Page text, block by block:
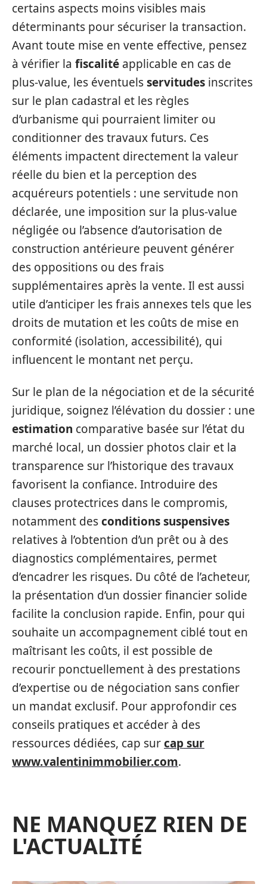
certains aspects moins visibles mais
déterminants pour sécuriser la transaction.
Avant toute mise en vente effective, pensez
à vérifier la fiscalité applicable en cas de
plus-value, les éventuelsservitudes inscrites
sur le plan cadastral et les règles
d’urbanisme qui pourraient limiter ou
conditionner des travaux futurs. Ces
éléments impactent directement la valeur
réelle du bien et la perception des
acquéreurs potentiels : une servitude non
déclarée, une imposition sur la plus-value
négligée ou l’absence d’autorisation de
construction antérieure peuvent générer
des oppositions ou des frais
supplémentaires après la vente. Il est aussi
utile d’anticiper les frais annexes tels que les
droits de mutation et les coûts de mise en
conformité (isolation, accessibilité), qui
influencent le montant net perçu.
Sur le plan de la négociation et de la sécurité
juridique, soignez l’élévation du dossier : une
estimation comparative basée sur l’état du
marché local, un dossier photos clair et la
transparence sur l’historique des travaux
favorisent la confiance. Introduire des
clauses protectrices dans le compromis,
notamment desconditions suspensives
relatives à l’obtention d’un prêt ou à des
diagnostics complémentaires, permet
d’encadrer les risques. Du côté de l’acheteur,
la présentation d’un dossier financier solide
facilite la conclusion rapide. Enfin, pour qui
souhaite un accompagnement ciblé tout en
maîtrisant les coûts, il est possible de
recourir ponctuellement à des prestations
d’expertise ou de négociation sans confier
un mandat exclusif. Pour approfondir ces
conseils pratiques et accéder à des
ressources dédiées, cap surcap sur
www.valentinimmobilier.com.
NE MANQUEZ RIEN DE
L'ACTUALITÉ